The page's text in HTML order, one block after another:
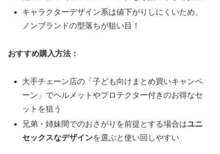
キャラクターデザイン系は値下がりしにくいため、
ノンブランドの型落ちが狙い目！
おすすめ購入方法：
大手チェーン店の「子ども向けまとめ買いキャンペ
ーン」でヘルメットやプロテクター付きのお得なセ
ットを狙う
兄弟・姉妹間でのおさがりを前提とする場合はユニ
セックスなデザインを選ぶと使い回しやすい